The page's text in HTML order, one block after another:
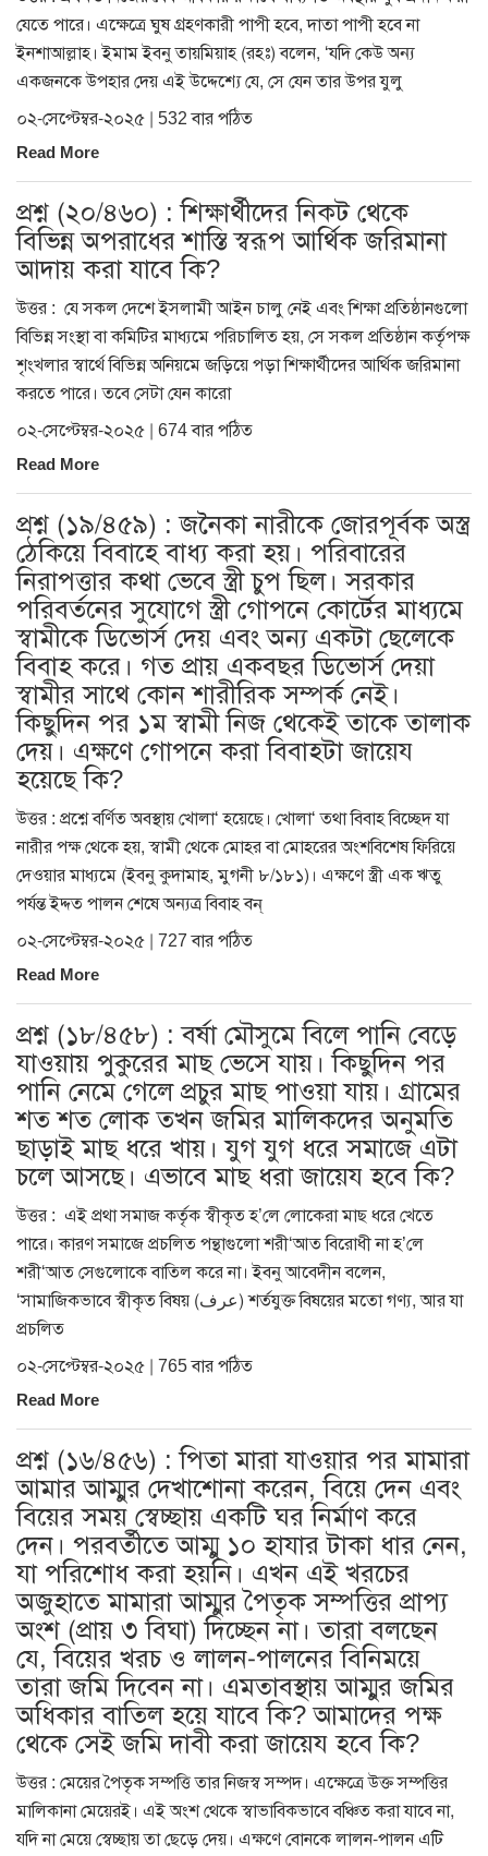
যেতে পারে। এক্ষেত্রে ঘুষ গ্রহণকারী পাপী হবে, দাতা পাপী হবে না
ইনশাআল্লাহ। ইমাম ইবনু তায়মিয়াহ (রহঃ) বলেন, ‘যদি কেউ অন্য
একজনকে উপহার দেয় এই উদ্দেশ্যে যে, সে যেন তার উপর যুলু
০২-সেপ্টেম্বর-২০২৫ | 532 বার পঠিত
Read More
প্রশ্ন (২০/৪৬০) : শিক্ষার্থীদের নিকট থেকে
বিভিন্ন অপরাধের শাস্তি স্বরূপ আর্থিক জরিমানা
আদায় করা যাবে কি?
উত্তর : যে সকল দেশে ইসলামী আইন চালু নেই এবং শিক্ষা প্রতিষ্ঠানগুলো
বিভিন্ন সংস্থা বা কমিটির মাধ্যমে পরিচালিত হয়, সে সকল প্রতিষ্ঠান কর্তৃপক্ষ
শৃংখলার স্বার্থে বিভিন্ন অনিয়মে জড়িয়ে পড়া শিক্ষার্থীদের আর্থিক জরিমানা
করতে পারে। তবে সেটা যেন কারো
০২-সেপ্টেম্বর-২০২৫ | 674 বার পঠিত
Read More
প্রশ্ন (১৯/৪৫৯) : জনৈকা নারীকে জোরপূর্বক অস্ত্র
ঠেকিয়ে বিবাহে বাধ্য করা হয়। পরিবারের
নিরাপত্তার কথা ভেবে স্ত্রী চুপ ছিল। সরকার
পরিবর্তনের সুযোগে স্ত্রী গোপনে কোর্টের মাধ্যমে
স্বামীকে ডিভোর্স দেয় এবং অন্য একটা ছেলেকে
বিবাহ করে। গত প্রায় একবছর ডিভোর্স দেয়া
স্বামীর সাথে কোন শারীরিক সম্পর্ক নেই।
কিছুদিন পর ১ম স্বামী নিজ থেকেই তাকে তালাক
দেয়। এক্ষণে গোপনে করা বিবাহটা জায়েয
হয়েছে কি?
উত্তর : প্রশ্নে বর্ণিত অবস্থায় খোলা‘ হয়েছে। খোলা‘ তথা বিবাহ বিচ্ছেদ যা
নারীর পক্ষ থেকে হয়, স্বামী থেকে মোহর বা মোহরের অংশবিশেষ ফিরিয়ে
দেওয়ার মাধ্যমে (ইবনু কুদামাহ, মুগনী ৮/১৮১)। এক্ষণে স্ত্রী এক ঋতু
পর্যন্ত ইদ্দত পালন শেষে অন্যত্র বিবাহ বন্
০২-সেপ্টেম্বর-২০২৫ | 727 বার পঠিত
Read More
প্রশ্ন (১৮/৪৫৮) : বর্ষা মৌসুমে বিলে পানি বেড়ে
যাওয়ায় পুকুরের মাছ ভেসে যায়। কিছুদিন পর
পানি নেমে গেলে প্রচুর মাছ পাওয়া যায়। গ্রামের
শত শত লোক তখন জমির মালিকদের অনুমতি
ছাড়াই মাছ ধরে খায়। যুগ যুগ ধরে সমাজে এটা
চলে আসছে। এভাবে মাছ ধরা জায়েয হবে কি?
উত্তর : এই প্রথা সমাজ কর্তৃক স্বীকৃত হ’লে লোকেরা মাছ ধরে খেতে
পারে। কারণ সমাজে প্রচলিত পন্থাগুলো শরী‘আত বিরোধী না হ’লে
শরী‘আত সেগুলোকে বাতিল করে না। ইবনু আবেদীন বলেন,
‘সামাজিকভাবে স্বীকৃত বিষয় (عرف) শর্তযুক্ত বিষয়ের মতো গণ্য, আর যা
প্রচলিত
০২-সেপ্টেম্বর-২০২৫ | 765 বার পঠিত
Read More
প্রশ্ন (১৬/৪৫৬) : পিতা মারা যাওয়ার পর মামারা
আমার আম্মুর দেখাশোনা করেন, বিয়ে দেন এবং
বিয়ের সময় স্বেচ্ছায় একটি ঘর নির্মাণ করে
দেন। পরবর্তীতে আম্মু ১০ হাযার টাকা ধার নেন,
যা পরিশোধ করা হয়নি। এখন এই খরচের
অজুহাতে মামারা আম্মুর পৈতৃক সম্পত্তির প্রাপ্য
অংশ (প্রায় ৩ বিঘা) দিচ্ছেন না। তারা বলছেন
যে, বিয়ের খরচ ও লালন-পালনের বিনিময়ে
তারা জমি দিবেন না। এমতাবস্থায় আম্মুর জমির
অধিকার বাতিল হয়ে যাবে কি? আমাদের পক্ষ
থেকে সেই জমি দাবী করা জায়েয হবে কি?
উত্তর : মেয়ের পৈতৃক সম্পত্তি তার নিজস্ব সম্পদ। এক্ষেত্রে উক্ত সম্পত্তির
মালিকানা মেয়েরই। এই অংশ থেকে স্বাভাবিকভাবে বঞ্চিত করা যাবে না,
যদি না মেয়ে স্বেচ্ছায় তা ছেড়ে দেয়। এক্ষণে বোনকে লালন-পালন এটি